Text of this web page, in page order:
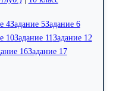
4Задание 5Задание 6
10Задание 11Задание 12
16Задание 17